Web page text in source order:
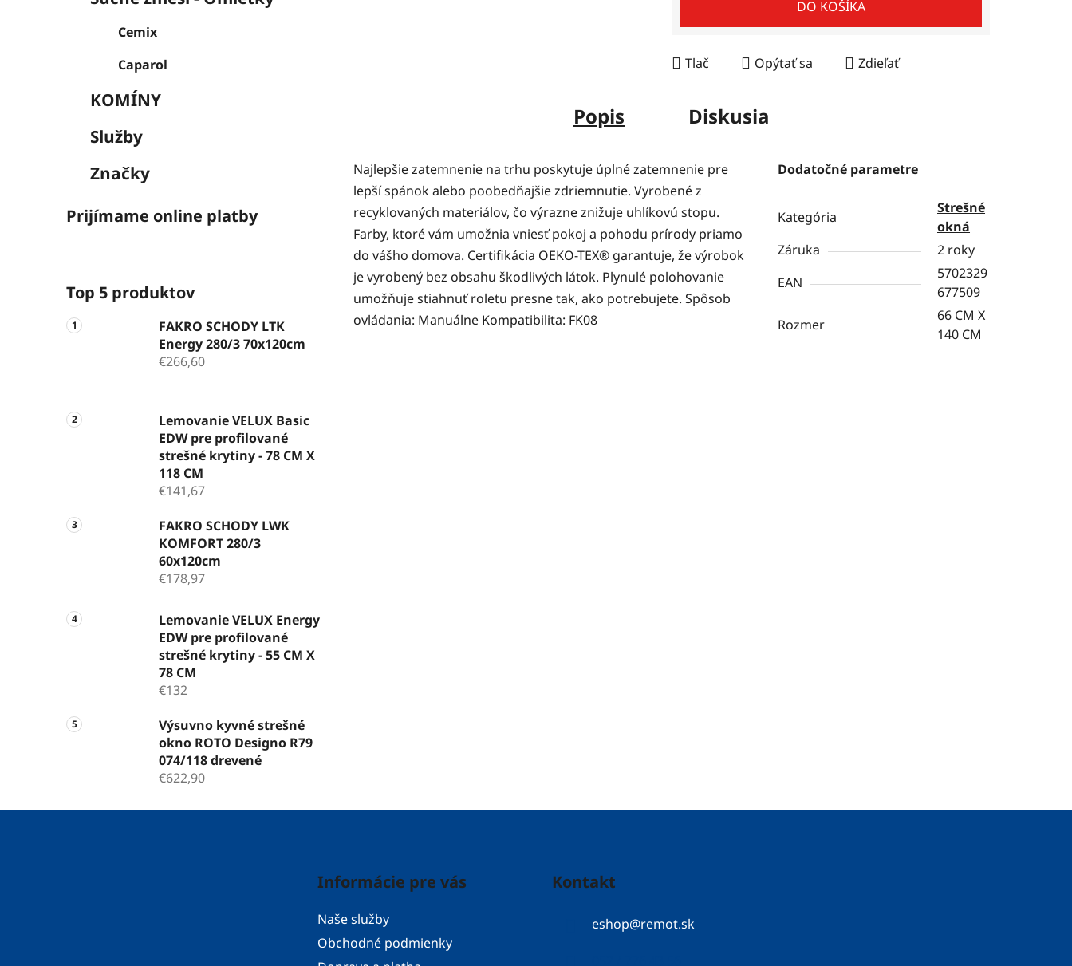
Cemix
Caparol
KOMÍNY
Služby
Značky
Prijímame online platby
Top 5 produktov
FAKRO SCHODY LTK
Energy 280/3 70x120cm
€266,60
Lemovanie VELUX Basic
EDW pre profilované
strešné krytiny - 78 CM X
118 CM
€141,67
FAKRO SCHODY LWK
KOMFORT 280/3
60x120cm
€178,97
Lemovanie VELUX Energy
EDW pre profilované
strešné krytiny - 55 CM X
78 CM
€132
Výsuvno kyvné strešné
okno ROTO Designo R79
074/118 drevené
€622,90
DO KOŠÍKA
Tlač Opýtať sa Zdieľať
Popis Diskusia
Najlepšie zatemnenie na trhu poskytuje úplné zatemnenie pre
lepší spánok alebo poobedňajšie zdriemnutie. Vyrobené z
recyklovaných materiálov, čo výrazne znižuje uhlíkovú stopu.
Farby, ktoré vám umožnia vniesť pokoj a pohodu prírody priamo
do vášho domova. Certifikácia OEKO-TEX® garantuje, že výrobok
je vyrobený bez obsahu škodlivých látok. Plynulé polohovanie
umožňuje stiahnuť roletu presne tak, ako potrebujete. Spôsob
ovládania: Manuálne Kompatibilita: FK08
Dodatočné parametre
Kategória
Strešné
okná
Záruka
2 roky
EAN
5702329
677509
Rozmer
66 CM X
140 CM
Informácie pre vás
Naše služby
Obchodné podmienky
Kontakt
eshop@remot.sk